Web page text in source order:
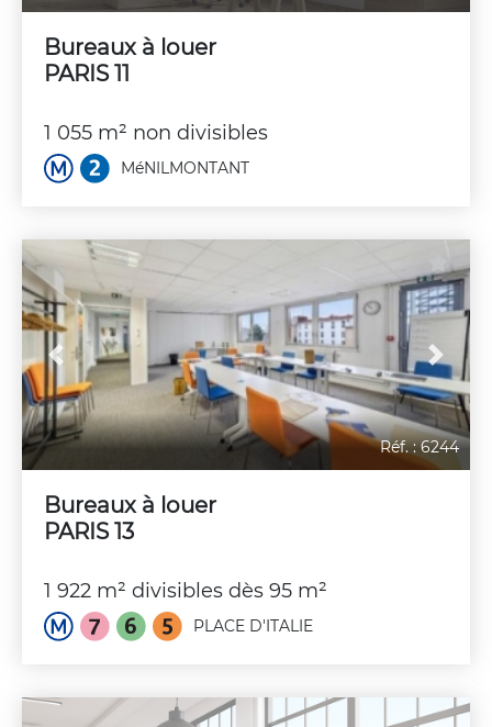
Bureaux à louer
PARIS 11
1 055 m² non divisibles
MéNILMONTANT
Previous Next
Réf. : 6244
Bureaux à louer
PARIS 13
1 922 m² divisibles dès 95 m²
PLACE D'ITALIE